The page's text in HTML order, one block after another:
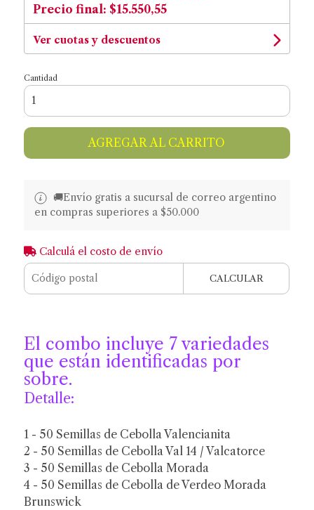
Precio final: $15.550,55
Ver cuotas y descuentos
Cantidad
AGREGAR AL CARRITO
🚚​​Envío gratis a sucursal de correo argentino
en compras superiores a $50.000
Calculá el costo de envío
CALCULAR
El combo incluye 7 variedades
que están identificadas por
sobre.
Detalle:
1 - 50 Semillas de Cebolla Valencianita
2 - 50 Semillas de Cebolla Val 14 / Valcatorce
3 - 50 Semillas de Cebolla Morada
4 - 50 Semillas de Cebolla de Verdeo Morada
Brunswick